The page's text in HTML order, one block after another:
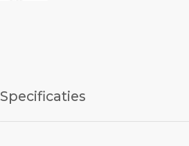
Specificaties